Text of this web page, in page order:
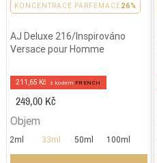
PARFEMACE 26%
KONCENTRACE PARFEMACE26%
AJ Deluxe 216/Inspirováno
Versace pour Homme
211,65 Kč z kodem FRENCH
249,00 Kč
Objem
2ml 33ml 50ml 100ml